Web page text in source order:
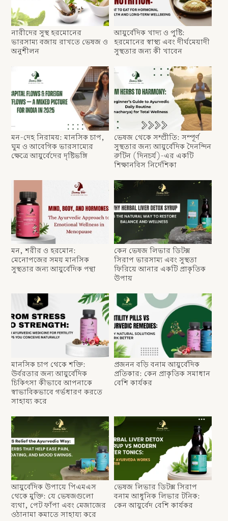
নারীদের সুস্থ হরমোনের
ভারসাম্য বজায় রাখতে ভেষজ ও
অনুশীলন
আয়ুর্বেদিক খাদ্য ও পুষ্টি:
হরমোনের স্বাস্থ্য এবং দীর্ঘমেয়াদী
সুস্থতার জন্য কী খাবেন
মন-দেহ নিরাময়: মানসিক চাপ,
ঘুম ও আবেগিক ভারসাম্যের
ক্ষেত্রে আয়ুর্বেদের দৃষ্টিভঙ্গি
ভেষজ থেকে সম্প্রীতি: সম্পূর্ণ
সুস্থতার জন্য আয়ুর্বেদিক দৈনন্দিন
রুটিন (দিনচর্য)-এর একটি
শিক্ষানবিস নির্দেশিকা
মন, শরীর ও হরমোন:
মেনোপজের সময় মানসিক
সুস্থতার জন্য আয়ুর্বেদিক পন্থা
কেন ভেষজ লিভার ডিটক্স
সিরাপ ভারসাম্য এবং সুস্থতা
ফিরিয়ে আনার একটি প্রাকৃতিক
উপায়
মানসিক চাপ থেকে শক্তি:
উর্বরতার জন্য আয়ুর্বেদিক
চিকিৎসা কীভাবে আপনাকে
স্বাভাবিকভাবে গর্ভধারণ করতে
সাহায্য করে
প্রজনন বড়ি বনাম আয়ুর্বেদিক
প্রতিকার: কেন প্রাকৃতিক সমাধান
বেশি কার্যকর
আয়ুর্বেদিক উপায়ে পিএমএস
থেকে মুক্তি: যে ভেষজগুলো
ব্যথা, পেট ফাঁপা এবং মেজাজের
ওঠানামা কমাতে সাহায্য করে
ভেষজ লিভার ডিটক্স সিরাপ
বনাম আধুনিক লিভার টনিক:
কেন আয়ুর্বেদ বেশি কার্যকর